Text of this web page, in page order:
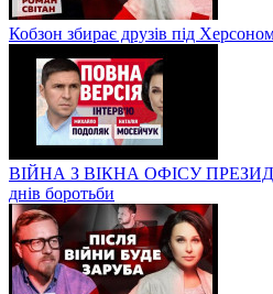
Кобзон збирає друзів під
ВІЙНА З ВІКНА ОФІСУ
днів боротьби